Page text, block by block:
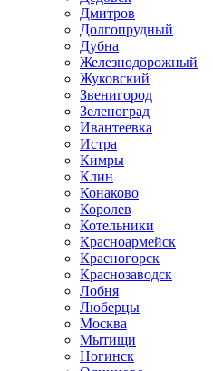
Дмитров
Долгопрудный
Дубна
Железнодорожный
Жуковский
Звенигород
Зеленоград
Ивантеевка
Истра
Кимры
Клин
Конаково
Королев
Котельники
Красноармейск
Красногорск
Краснозаводск
Лобня
Люберцы
Москва
Мытищи
Ногинск